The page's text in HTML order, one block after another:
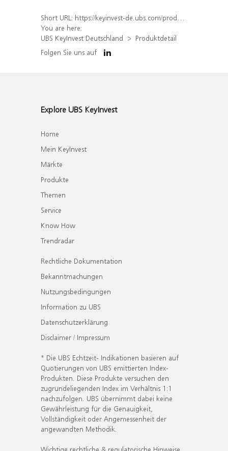
Short URL: https://keyinvest-de.ubs.com/produkt/detail/index/isin/DE000WA5NE11
You are here:
UBS KeyInvest Deutschland
Produktdetail
Folgen Sie uns auf
Explore UBS KeyInvest
Home
Mein KeyInvest
Märkte
Produkte
Themen
Service
Know How
Trendradar
Rechtliche Dokumentation
Bekanntmachungen
Nutzungsbedingungen
Information zu UBS
Datenschutzerklärung
Disclaimer / Impressum
* Die UBS Echtzeit- Indikationen basieren auf
Quotierungen von UBS emittierten Index-
Produkten. Diese Produkte versuchen den
zugrundeliegenden Index im Verhältnis 1:1
nachzufolgen. UBS übernimmt dabei keine
Gewährleistung für die Genauigkeit,
Vollständigkeit oder Angemessenheit der
angewandten Methodik.